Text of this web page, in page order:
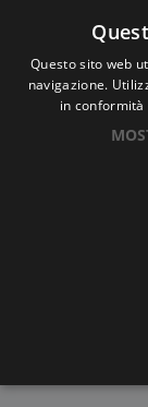
Questo sito web
navigazione.
in conformità